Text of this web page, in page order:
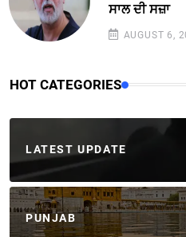
ਸਾਲ ਦੀ ਸਜ਼ਾ
AUGUST 6,
HOT CATEGORIES
LATEST UPDATE
PUNJAB